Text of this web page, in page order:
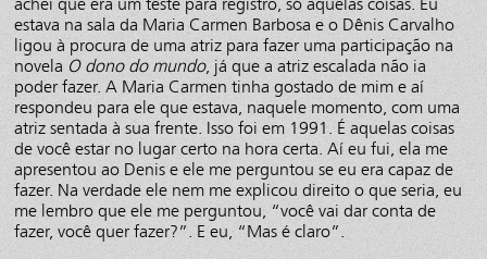
estava na sala da Maria Carmen Barbosa e o Dênis Carvalho
ligou à procura de uma atriz para fazer uma participação na
novela O dono do mundo, já que a atriz escalada não ia
poder fazer. A Maria Carmen tinha gostado de mim e aí
respondeu para ele que estava, naquele momento, com uma
atriz sentada à sua frente. Isso foi em 1991. É aquelas coisas
de você estar no lugar certo na hora certa. Aí eu fui, ela me
apresentou ao Denis e ele me perguntou se eu era capaz de
fazer. Na verdade ele nem me explicou direito o que seria, eu
me lembro que ele me perguntou, “você vai dar conta de
fazer, você quer fazer?”. E eu, “Mas é claro”.